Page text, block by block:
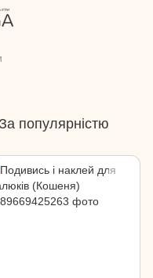
популярністю